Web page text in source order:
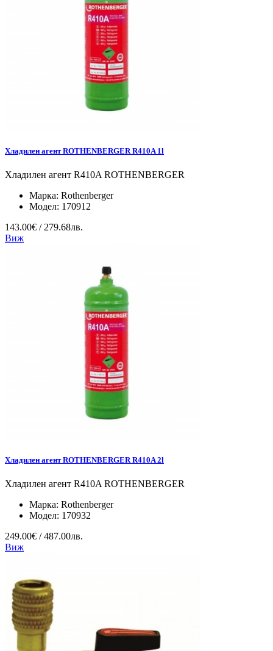
Хладилен агент ROTHENBERGER R410A 1l
Хладилен агент R410A ROTHENBERGER
Марка: Rothenberger
Модел: 170912
143.00€ / 279.68лв.
Виж
Хладилен агент ROTHENBERGER R410A 2l
Хладилен агент R410A ROTHENBERGER
Марка: Rothenberger
Модел: 170932
249.00€ / 487.00лв.
Виж